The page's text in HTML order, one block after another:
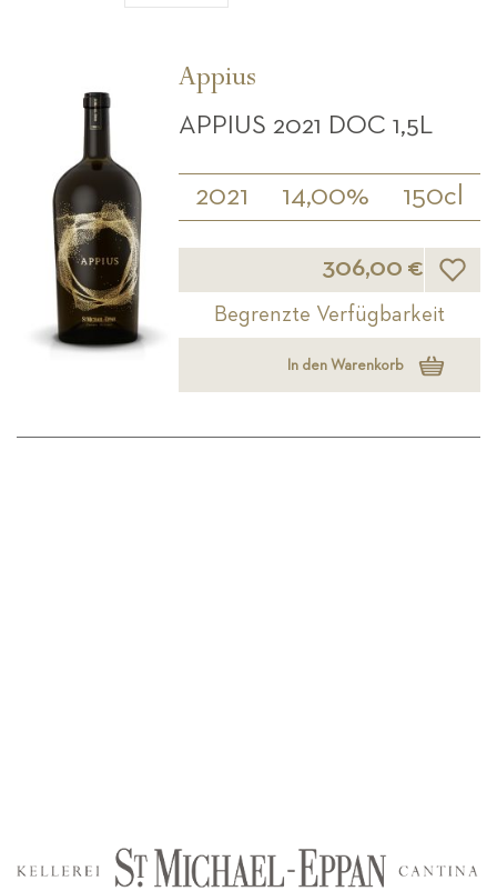
Appius
APPIUS 2021 DOC 1,5L
2021 14,00% 150cl
306,00 €
Begrenzte Verfügbarkeit
In den Warenkorb